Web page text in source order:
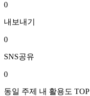
0
내보내기
0
SNS공유
0
동일 주제 내 활용도 TOP